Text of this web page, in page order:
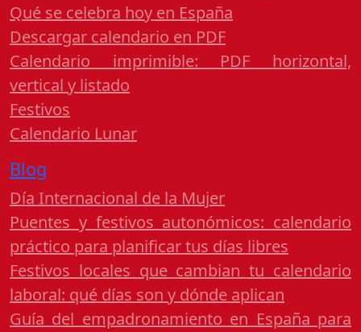
Qué se celebra hoy en España
Descargar calendario en PDF
Calendario imprimible: PDF horizontal,
vertical y listado
Festivos
Calendario Lunar
Blog
Día Internacional de la Mujer
Puentes y festivos autonómicos: calendario
práctico para planificar tus días libres
Festivos locales que cambian tu calendario
laboral: qué días son y dónde aplican
Guía del empadronamiento en España para